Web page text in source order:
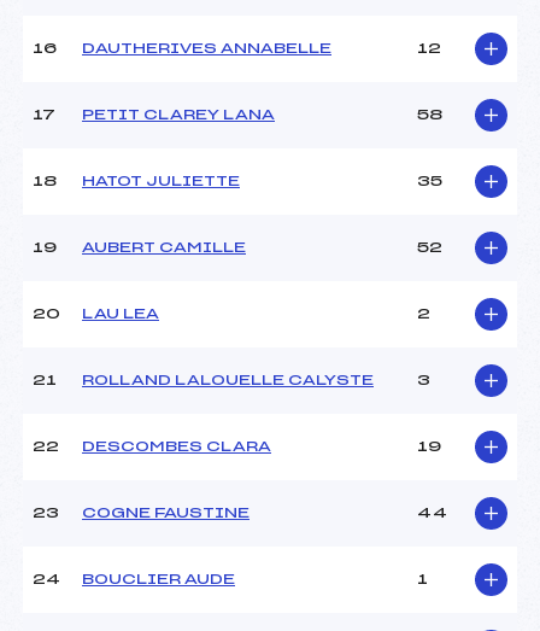
50.0000
Catégorie :
U16
16 DAUTHERIVES ANNABELLE 12
17 PETIT CLAREY LANA 58
18 HATOT JULIETTE 35
19 AUBERT CAMILLE 52
20 LAU LEA 2
21 ROLLAND LALOUELLE CALYSTE 3
22 DESCOMBES CLARA 19
23 COGNE FAUSTINE 44
24 BOUCLIER AUDE 1